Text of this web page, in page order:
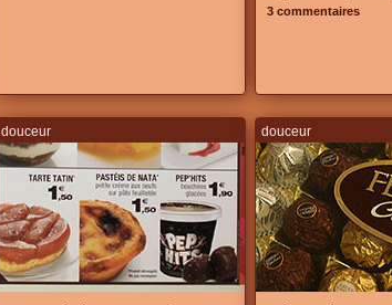
3 commentaires
douceur douceur